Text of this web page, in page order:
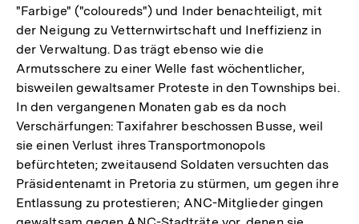
"Farbige" ("coloureds") und Inder benachteiligt, mit
der Neigung zu Vetternwirtschaft und Ineffizienz in
der Verwaltung. Das trägt ebenso wie die
Armutsschere zu einer Welle fast wöchentlicher,
bisweilen gewaltsamer Proteste in den Townships bei.
In den vergangenen Monaten gab es da noch
Verschärfungen: Taxifahrer beschossen Busse, weil
sie einen Verlust ihres Transportmonopols
befürchteten; zweitausend Soldaten versuchten das
Präsidentenamt in Pretoria zu stürmen, um gegen ihre
Entlassung zu protestieren; ANC-Mitglieder gingen